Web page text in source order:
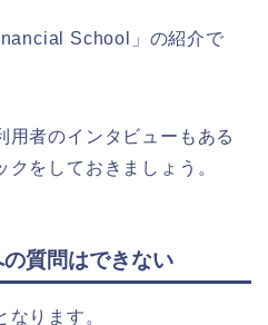
School」の紹介で
用者のインタビューもある
をしておきましょう。
質問はできない
ります。